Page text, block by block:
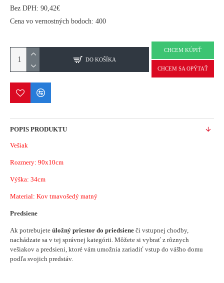
Bez DPH: 90,42€
Cena vo vernostných bodoch: 400
DO KOŠÍKA
CHCEM KÚPIŤ
CHCEM SA OPÝTAŤ
POPIS PRODUKTU
Vešiak
Rozmery: 90x10cm
Výška: 34cm
Material: Kov tmavošedý matný
Predsiene
Ak potrebujete úložný priestor do priedsiene či vstupnej chodby,
nachádzate sa v tej správnej kategórii. Môžete si vybrať z rôznych
vešiakov a predsieni, ktoré vám umožnia zariadiť vstup do vášho domu
podľa svojich predstáv.